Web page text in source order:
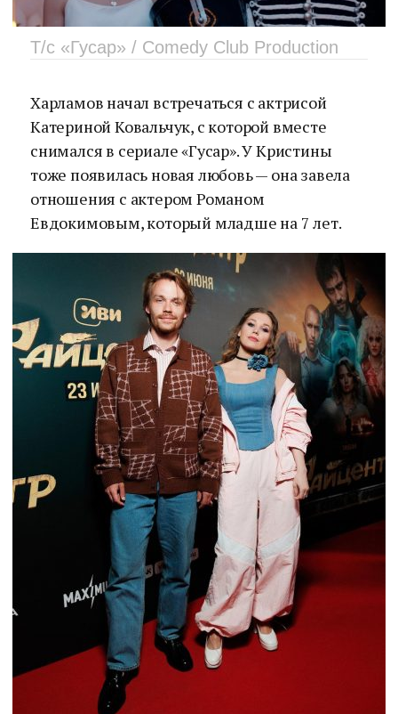
Т/с «Гусар» / Comedy Club Production
Харламов начал встречаться с актрисой
Катериной Ковальчук, с которой вместе
снимался в сериале «Гусар». У Кристины
тоже появилась новая любовь — она завела
отношения с актером Романом
Евдокимовым, который младше на 7 лет.